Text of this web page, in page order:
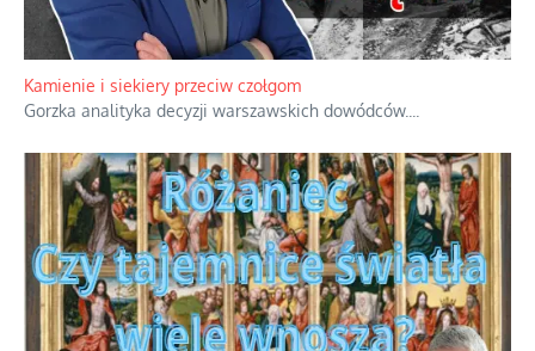
Kamienie i siekiery przeciw czołgom
Gorzka analityka decyzji warszawskich dowódców.